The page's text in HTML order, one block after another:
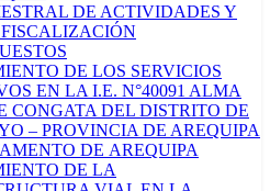
DE ACTIVIDADES Y
DE LOS SERVICIOS
EN LA I.E. N°40091 ALMA
CONGATA DEL DISTRITO DE
– PROVINCIA DE AREQUIPA
DE AREQUIPA
DE LA